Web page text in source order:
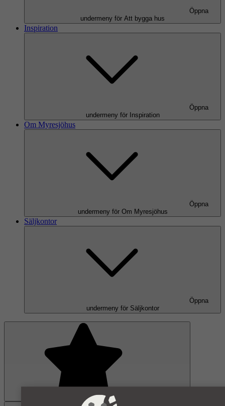
Öppna
undermeny för Att bygga hus
Inspiration
Öppna
undermeny för Inspiration
Om Myresjöhus
Öppna
undermeny för Om Myresjöhus
Säljkontor
Öppna
undermeny för Säljkontor